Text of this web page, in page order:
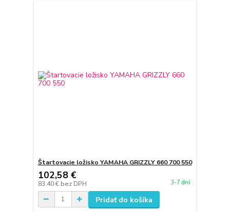
Štartovacie ložisko YAMAHA GRIZZLY 660 700 550
102,58 €
83,40 € bez DPH 3-7 dní
Pridať do košíka